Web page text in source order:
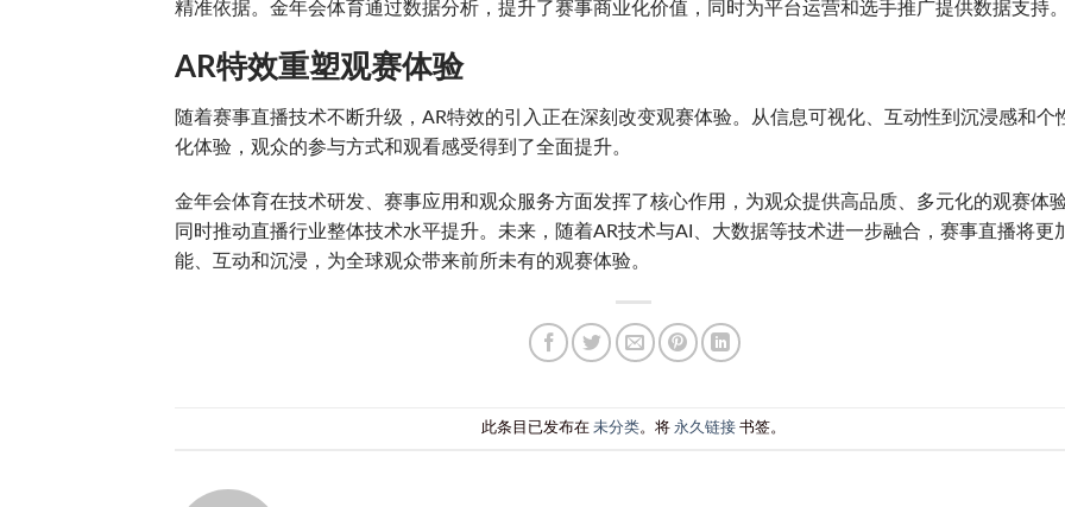
精准依据。金年会体育通过数据分析，提升了赛事商业化价值，同时为平台运营和选手推广提供数据支持
AR特效重塑观赛体验
随着赛事直播技术不断升级，AR特效的引入正在深刻改变观赛体验。从信息可视化、互动性到沉浸感和个
化体验，观众的参与方式和观看感受得到了全面提升。
金年会体育在技术研发、赛事应用和观众服务方面发挥了核心作用，为观众提供高品质、多元化的观赛体
同时推动直播行业整体技术水平提升。未来，随着AR技术与AI、大数据等技术进一步融合，赛事直播将更
能、互动和沉浸，为全球观众带来前所未有的观赛体验。
此条目已发布在未分类。将永久链接 书签。